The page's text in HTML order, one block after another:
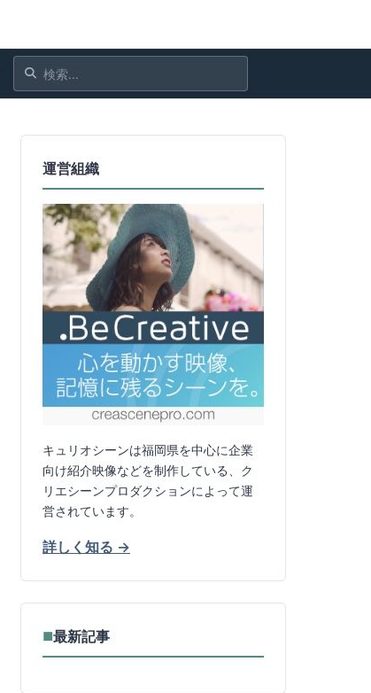
運営組織
キュリオシーンは福岡県を中心に企業
向け紹介映像などを制作している、ク
リエシーンプロダクションによって運
営されています。
詳しく知る →
■最新記事